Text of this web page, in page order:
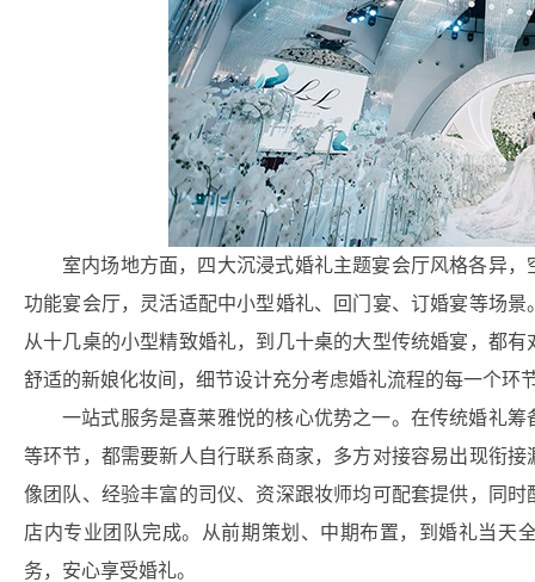
室内场地方面，四大沉浸式婚礼主题宴会厅风格各异
功能宴会厅，灵活适配中小型婚礼、回门宴、订婚宴等场
从十几桌的小型精致婚礼，到几十桌的大型传统婚宴，都
舒适的新娘化妆间，细节设计充分考虑婚礼流程的每一个环
一站式服务是喜莱雅悦的核心优势之一。在传统婚礼
等环节，都需要新人自行联系商家，多方对接容易出现衔
像团队、经验丰富的司仪、资深跟妆师均可配套提供，同
店内专业团队完成。从前期策划、中期布置，到婚礼当天
务，安心享受婚礼。